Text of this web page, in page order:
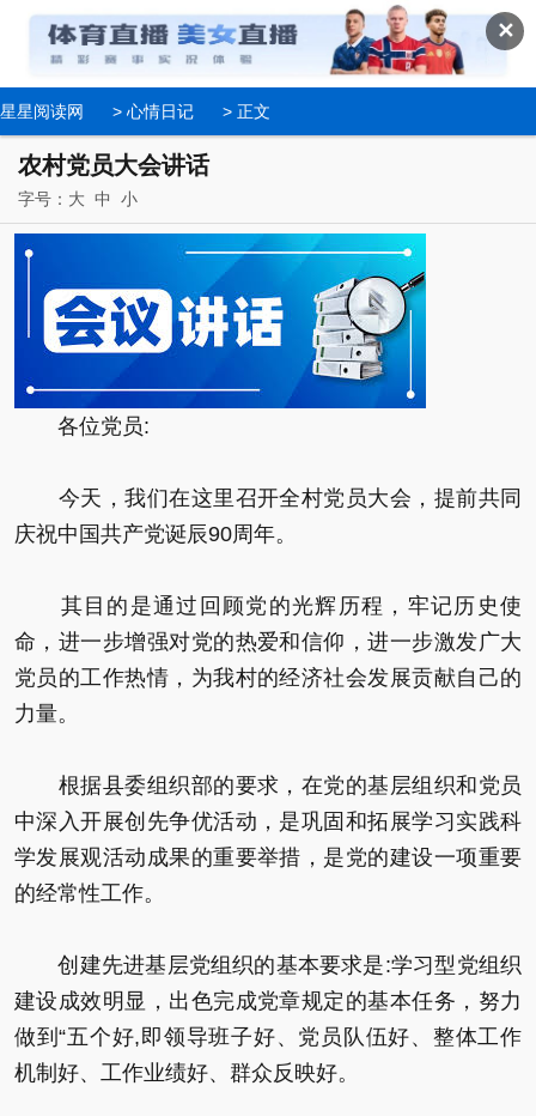
✕
星星阅读网 > 心情日记 > 正文
农村党员大会讲话
字号： 大 中 小
各位党员:
今天，我们在这里召开全村党员大会，提前共同
庆祝中国共产党诞辰90周年。
其目的是通过回顾党的光辉历程，牢记历史使
命，进一步增强对党的热爱和信仰，进一步激发广大
党员的工作热情，为我村的经济社会发展贡献自己的
力量。
根据县委组织部的要求，在党的基层组织和党员
中深入开展创先争优活动，是巩固和拓展学习实践科
学发展观活动成果的重要举措，是党的建设一项重要
的经常性工作。
创建先进基层党组织的基本要求是:学习型党组织
建设成效明显，出色完成党章规定的基本任务，努力
做到“五个好,即领导班子好、党员队伍好、整体工作
机制好、工作业绩好、群众反映好。